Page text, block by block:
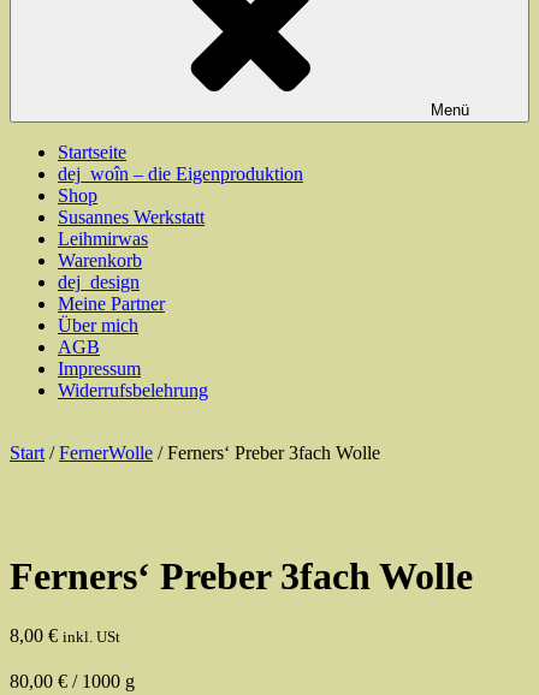
Menü
Startseite
dej_woîn – die Eigenproduktion
Shop
Susannes Werkstatt
Leihmirwas
Warenkorb
dej_design
Meine Partner
Über mich
AGB
Impressum
Widerrufsbelehrung
Start /FernerWolle / Ferners‘ Preber 3fach Wolle
Ferners‘ Preber 3fach Wolle
8,00 € inkl. USt
80,00 € / 1000 g